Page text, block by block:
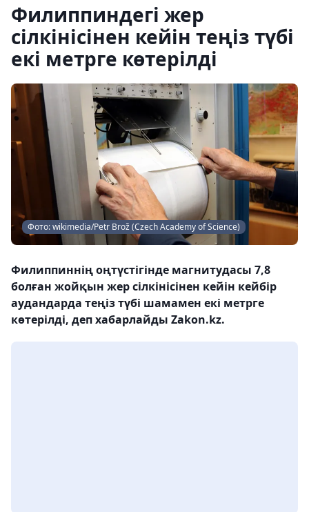
Филиппиндегі жер
сілкінісінен кейін теңіз түбі
екі метрге көтерілді
Фото: wikimedia/Petr Brož (Czech Academy of Science)
Филиппиннің оңтүстігінде магнитудасы 7,8
болған жойқын жер сілкінісінен кейін кейбір
аудандарда теңіз түбі шамамен екі метрге
көтерілді, деп хабарлайды Zakon.kz.